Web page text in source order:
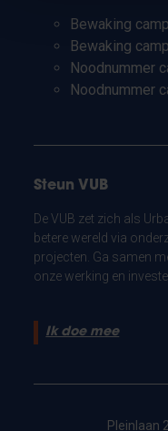
Bewaking
Bewaking
Noodnummer
Noodnummer
Steun VUB
De VUB zet zich als
betere wereld via
projecten. Ga samen
onze werking en
Ik doe mee
Pleinlaan